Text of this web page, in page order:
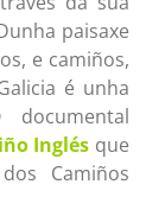
paisaxe
e camiños,
é unha
documental
Inglés que
Camiños